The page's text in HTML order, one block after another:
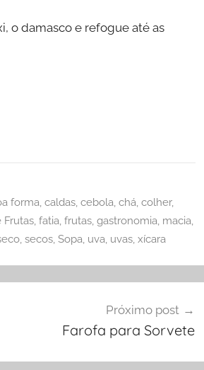
o damasco e refogue até as
forma caldas, cebola chá colher,
Frutas fatia frutas gastronomia macia
secos Sopa uva uvas xícara
Próximo post
Farofa para Sorvete